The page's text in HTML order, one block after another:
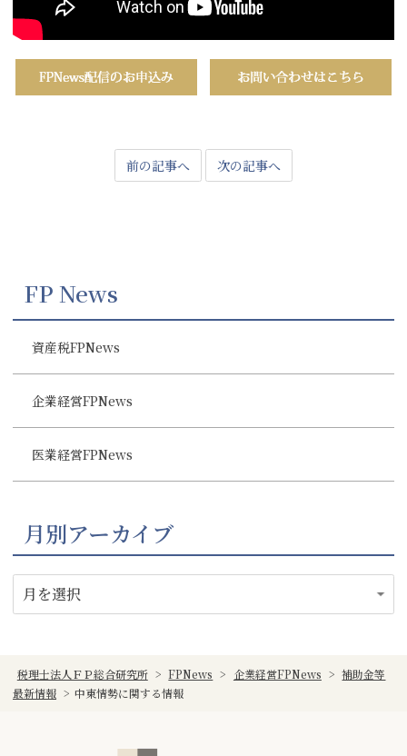
前の記事へ 次の記事へ
FP News
資産税FPNews
企業経営FPNews
医業経営FPNews
月別アーカイブ
税理士法人ＦＰ総合研究所 > FPNews > 企業経営FPNews > 補助金等
最新情報 > 中東情勢に関する情報